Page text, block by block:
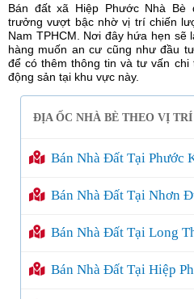
Bán đất xã Hiệp Phước Nhà
trưởng vượt bậc nhờ vị trí chiến
Nam TPHCM. Nơi đây hứa hẹn sẽ
hàng muốn an cư cũng như đầu
để có thêm thông tin và tư vấn
động sản tại khu vực này.
ĐỊA ỐC NHÀ BÈ THEO VỊ TRÍ
Bán Nhà Đất Tại Phước
Bán Nhà Đất Tại Nhơn
Bán Nhà Đất Tại Long
Bán Nhà Đất Tại Hiệp